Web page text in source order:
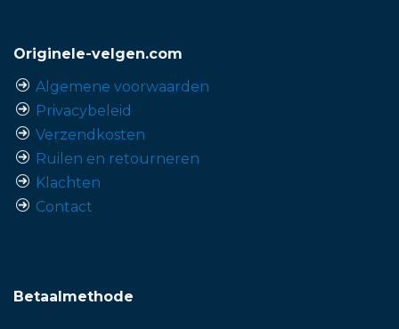
Originele-velgen.com
Algemene voorwaarden
Privacybeleid
Verzendkosten
Ruilen en retourneren
Klachten
Contact
Betaalmethode